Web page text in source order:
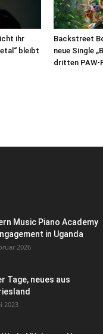
ihr
bleibt
Backstreet
neue Single
dritten
Music Piano Academy
in Uganda
2026
Tage, neues aus
2023